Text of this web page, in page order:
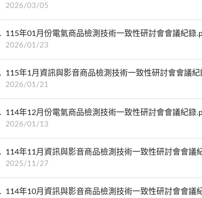
2026/03/05
115年01月份電氣商品檢測技術一致性研討會會議紀錄
2026/01/23
115年1月資訊與影音商品檢測技術一致性研討會會議
2026/01/21
114年12月份電氣商品檢測技術一致性研討會會議紀錄
2026/01/13
114年11月資訊與影音商品檢測技術一致性研討會會議
2025/11/27
114年10月資訊與影音商品檢測技術一致性研討會會議